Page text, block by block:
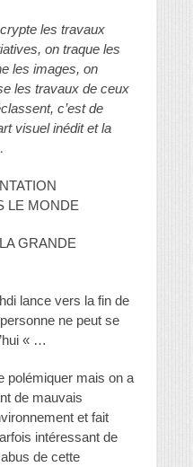
les travaux
on traque les
les images, on
les travaux de ceux
c’est de
visuel inédit et la
LE MONDE
GRANDE
lance vers la fin de
ne peut se
« …
polémiquer mais on a
de mauvais
et fait
intéressant de
de cette